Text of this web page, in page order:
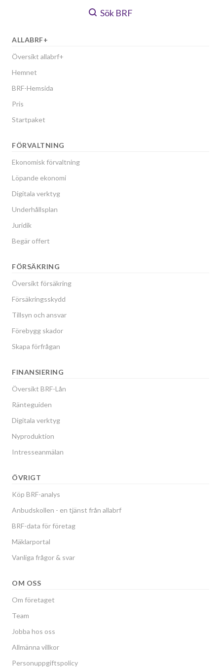
Sök BRF
ALLABRF+
Översikt allabrf+
Hemnet
BRF-Hemsida
Pris
Startpaket
FÖRVALTNING
Ekonomisk förvaltning
Löpande ekonomi
Digitala verktyg
Underhållsplan
Juridik
Begär offert
FÖRSÄKRING
Översikt försäkring
Försäkringsskydd
Tillsyn och ansvar
Förebygg skador
Skapa förfrågan
FINANSIERING
Översikt BRF-Lån
Ränteguiden
Digitala verktyg
Nyproduktion
Intresseanmälan
ÖVRIGT
Köp BRF-analys
Anbudskollen - en tjänst från allabrf
BRF-data för företag
Mäklarportal
Vanliga frågor & svar
OM OSS
Om företaget
Team
Jobba hos oss
Allmänna villkor
Personuppgiftspolicy